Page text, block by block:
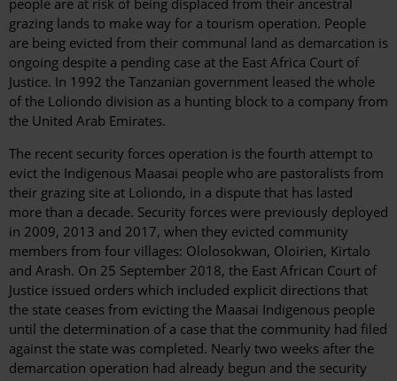
grazing lands to make way for a tourism operation. People
are being evicted from their communal land as demarcation is
ongoing despite a pending case at the East Africa Court of
Justice. In 1992 the Tanzanian government leased the whole
of the Loliondo division as a hunting block to a company from
the United Arab Emirates.
The recent security forces operation is the fourth attempt to
evict the Indigenous Maasai people who are pastoralists from
their grazing site at Loliondo, in a dispute that has lasted
more than a decade. Security forces were previously deployed
in 2009, 2013 and 2017, when they evicted community
members from four villages: Ololosokwan, Oloirien, Kirtalo
and Arash. On 25 September 2018, the East African Court of
Justice issued orders which included explicit directions that
the state ceases from evicting the Maasai Indigenous people
until the determination of a case that the community had filed
against the state was completed. Nearly two weeks after the
demarcation operation had already begun and the security